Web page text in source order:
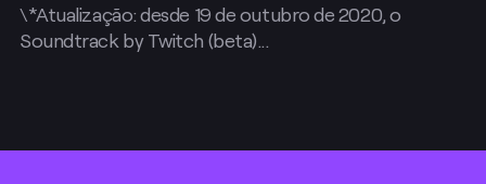
todos os criadores da Twitch
\*Atualização: desde 19 de outubro de 2020, o
Soundtrack by Twitch (beta)...